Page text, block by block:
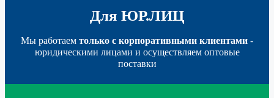
Для ЮР.ЛИЦ
Мы работаем только с корпоративными клиентами -
юридическими лицами и осуществляем оптовые
поставки